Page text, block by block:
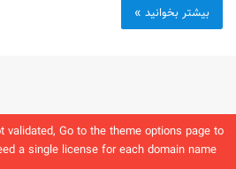
Go to the theme options page to
a single license for each domain name.
بیشتر بخوانید »